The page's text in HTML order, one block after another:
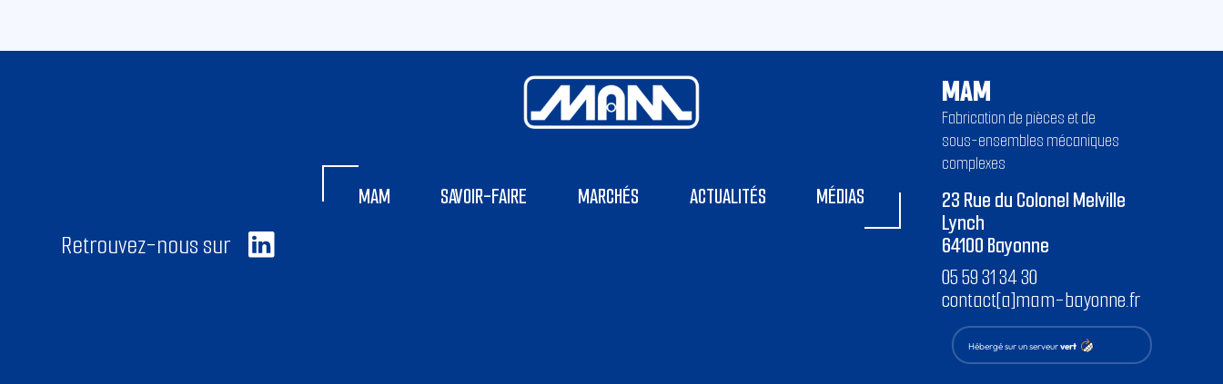
Retrouvez-nous sur
MAM SAVOIR-FAIRE MARCHÉS ACTUALITÉS MÉDIAS
MAM
Fabrication de pièces et de
sous-ensembles mécaniques
complexes
23 Rue du Colonel Melville
Lynch
64100 Bayonne
05 59 31 34 30
contact[a]mam-bayonne.fr
Hébergé sur un serveurvert